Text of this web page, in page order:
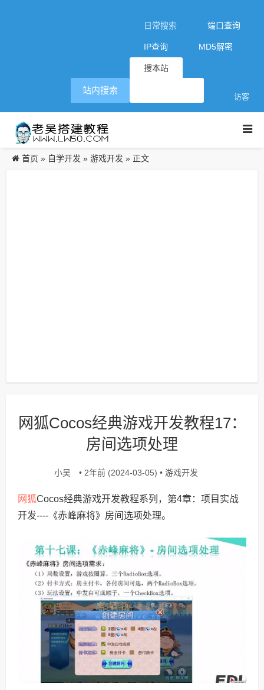
日常搜索 端口查询
IP查询 MD5解密
搜本站
访客
站内搜索
首页 » 自学开发 » 游戏开发 » 正文
网狐Cocos经典游戏开发教程17：
房间选项处理
小吴 • 2年前 (2024-03-05) • 游戏开发
网狐Cocos经典游戏开发教程系列，第4章：项目实战
开发----《赤峰麻将》房间选项处理。